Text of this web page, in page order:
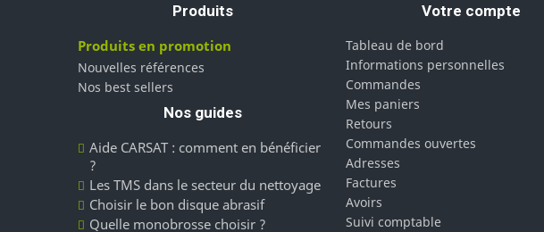
Produits
Produits en promotion
Nouvelles références
Nos best sellers
Nos guides
Aide CARSAT : comment en bénéficier
?
Les TMS dans le secteur du nettoyage
Choisir le bon disque abrasif
Quelle monobrosse choisir ?
Votre compte
Tableau de bord
Informations personnelles
Commandes
Mes paniers
Retours
Commandes ouvertes
Adresses
Factures
Avoirs
Suivi comptable